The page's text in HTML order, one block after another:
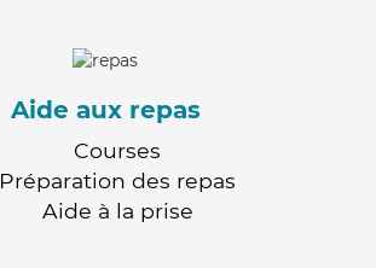
Aide aux repas
Courses
Préparation des repas
Aide à la prise